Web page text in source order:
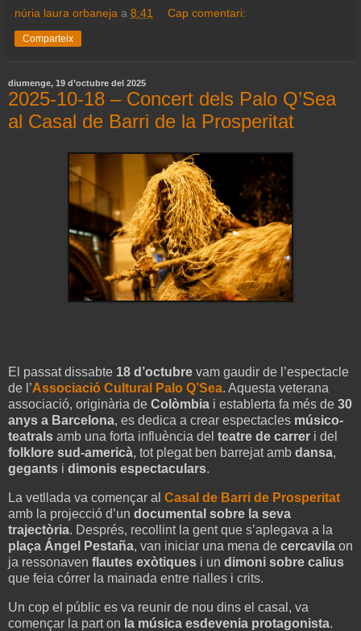
núria laura orbaneja a 8:41 Cap comentari:
Comparteix
diumenge, 19 d’octubre del 2025
2025-10-18 – Concert dels Palo Q’Sea
al Casal de Barri de la Prosperitat
El passat dissabte 18 d’octubre vam gaudir de l’espectacle
de l’Associació Cultural Palo Q’Sea. Aquesta veterana
associació, originària de Colòmbia i establerta fa més de 30
anys a Barcelona, es dedica a crear espectacles músico-
teatrals amb una forta influència del teatre de carrer i del
folklore sud-americà, tot plegat ben barrejat amb dansa,
gegants i dimonis espectaculars.
La vetllada va començar al Casal de Barri de Prosperitat
amb la projecció d’un documental sobre la seva
trajectòria. Després, recollint la gent que s’aplegava a la
plaça Ángel Pestaña, van iniciar una mena de cercavila on
ja ressonaven flautes exòtiques i un dimoni sobre calius
que feia córrer la mainada entre rialles i crits.
Un cop el públic es va reunir de nou dins el casal, va
començar la part on la música esdevenia protagonista.